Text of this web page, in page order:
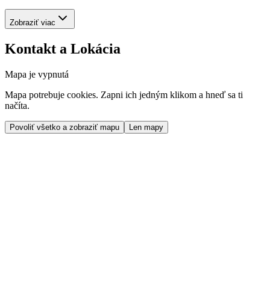
Zobraziť viac
Kontakt a Lokácia
Mapa je vypnutá
Mapa potrebuje cookies. Zapni ich jedným klikom a hneď sa ti
načíta.
Povoliť všetko a zobraziť mapu Len mapy